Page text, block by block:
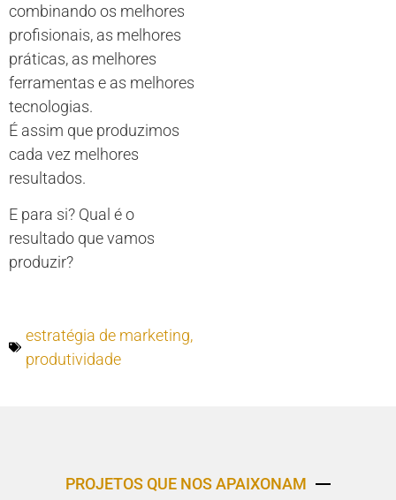
combinando os melhores
profisionais, as melhores
práticas, as melhores
ferramentas e as melhores
tecnologias.
É assim que produzimos
cada vez melhores
resultados.
E para si? Qual é o
resultado que vamos
produzir?
estratégia de marketing,
produtividade
PROJETOS QUE NOS APAIXONAM